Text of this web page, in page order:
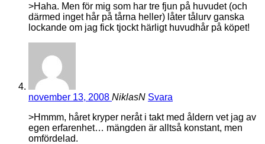
>Haha. Men för mig som har tre fjun på huvudet (och
därmed inget hår på tårna heller) låter tålurv ganska
lockande om jag fick tjockt härligt huvudhår på köpet!
november 13, 2008 NiklasN Svara
>Hmmm, håret kryper neråt i takt med åldern vet jag av
egen erfarenhet… mängden är alltså konstant, men
omfördelad.